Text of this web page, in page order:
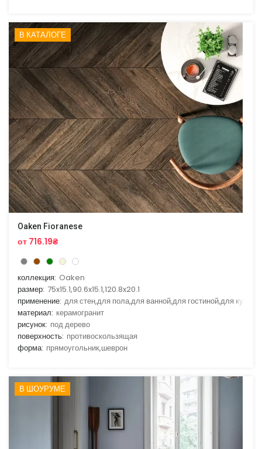
В КАТАЛОГЕ
Oaken Fioranese
от 716.19₴
коллекция: Oaken
размер: 75x15.1,90.6x15.1,120.8x20.1
применение: для стен,для пола,для ванной,для гостиной,для кухни
материал: керамогранит
рисунок: под дерево
поверхность: противоскользящая
форма: прямоугольник,шеврон
В ШОУРУМЕ